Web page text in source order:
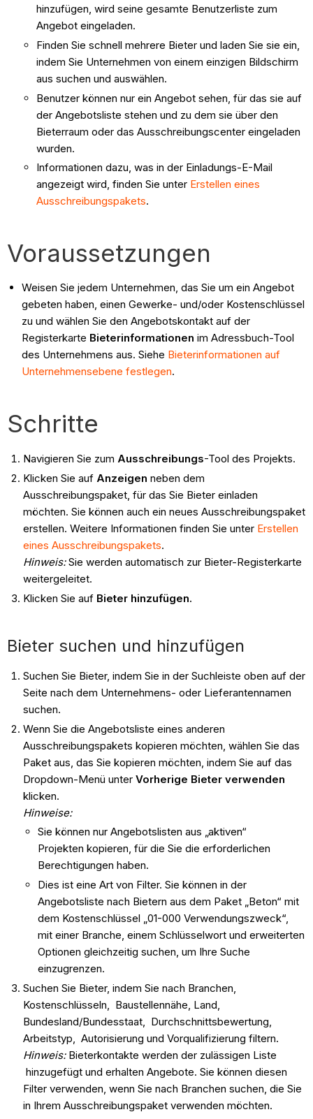
hinzufügen, wird seine gesamte Benutzerliste zum
Angebot eingeladen.
Finden Sie schnell mehrere Bieter und laden Sie sie ein,
indem Sie Unternehmen von einem einzigen Bildschirm
aus suchen und auswählen.
Benutzer können nur ein Angebot sehen, für das sie auf
der Angebotsliste stehen und zu dem sie über den
Bieterraum oder das Ausschreibungscenter eingeladen
wurden.
Informationen dazu, was in der Einladungs-E-Mail
angezeigt wird, finden Sie unter Erstellen eines
Ausschreibungspakets.
Voraussetzungen
Weisen Sie jedem Unternehmen, das Sie um ein Angebot
gebeten haben, einen Gewerke- und/oder Kostenschlüssel
zu und wählen Sie den Angebotskontakt auf der
Registerkarte Bieterinformationen im Adressbuch -Tool
des Unternehmens aus. Siehe Bieterinformationen auf
Unternehmensebene festlegen.
Schritte
Navigieren Sie zum Ausschreibungs-Tool des Projekts.
Klicken Sie auf Anzeigen neben dem
Ausschreibungspaket, für das Sie Bieter einladen
möchten. Sie können auch ein neues Ausschreibungspaket
erstellen. Weitere Informationen finden Sie unter Erstellen
eines Ausschreibungspakets.
Hinweis:Sie werden automatisch zur Bieter-Registerkarte
weitergeleitet.
Klicken Sie auf Bieter hinzufügen.
Bieter suchen und hinzufügen
Suchen Sie Bieter, indem Sie in der Suchleiste oben auf der
Seite nach dem Unternehmens- oder Lieferantennamen
suchen.
Wenn Sie die Angebotsliste eines anderen
Ausschreibungspakets kopieren möchten, wählen Sie das
Paket aus, das Sie kopieren möchten, indem Sie auf das
Dropdown-Menü unter Vorherige Bieter verwenden
klicken.
Hinweise:
Sie können nur Angebotslisten aus „aktiven“
Projekten kopieren, für die Sie die erforderlichen
Berechtigungen haben.
Dies ist eine Art von Filter. Sie können in der
Angebotsliste nach Bietern aus dem Paket „Beton“ mit
dem Kostenschlüssel „01-000 Verwendungszweck“,
mit einer Branche, einem Schlüsselwort und erweiterten
Optionen gleichzeitig suchen, um Ihre Suche
einzugrenzen.
Suchen Sie Bieter, indem Sie nach Branchen,
Kostenschlüsseln, Baustellennähe, Land,
Bundesland/Bundesstaat, Durchschnittsbewertung,
Arbeitstyp, Autorisierung und Vorqualifizierung filtern.
Hinweis: Bieterkontakte werden der zulässigen Liste
hinzugefügt und erhalten Angebote. Sie können diesen
Filter verwenden, wenn Sie nach Branchen suchen, die Sie
in Ihrem Ausschreibungspaket verwenden möchten.